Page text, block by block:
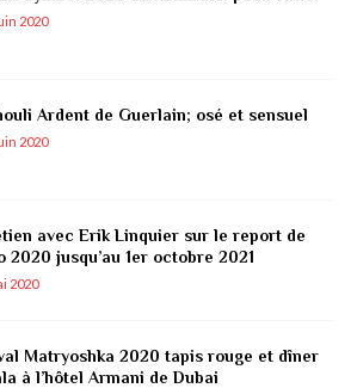
2020
Ardent de Guerlain; osé et sensuel
2020
avec Erik Linquier sur le report de
2020 jusqu’au 1er octobre 2021
2020
Matryoshka 2020 tapis rouge et dîner
à l’hôtel Armani de Dubai